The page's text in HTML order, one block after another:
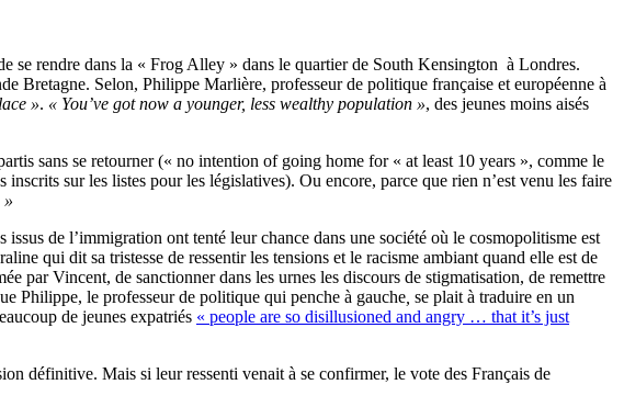
se rendre dans la « Frog Alley » dans le quartier de South Kensington à Londres.
Bretagne. Selon, Philippe Marlière, professeur de politique française et européenne à
». « You’ve got now a younger, less wealthy population », des jeunes moins aisés
sans se retourner (« no intention of going home for « at least 10 years », comme le
sur les listes pour les législatives). Ou encore, parce que rien n’est venu les faire
»
de l’immigration ont tenté leur chance dans une société où le cosmopolitisme est
qui dit sa tristesse de ressentir les tensions et le racisme ambiant quand elle est de
par Vincent, de sanctionner dans les urnes les discours de stigmatisation, de remettre
Philippe, le professeur de politique qui penche à gauche se plait à traduire en un
de jeunes expatriés « people are so disillusioned and angry … that it’s just
définitive. Mais si leur ressenti venait à se confirmer, le vote des Français de